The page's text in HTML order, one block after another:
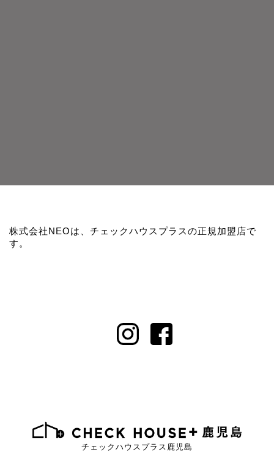
株式会社NEOは、チェックハウスプラスの正規加盟店で
す。
チェックハウスプラス鹿児島